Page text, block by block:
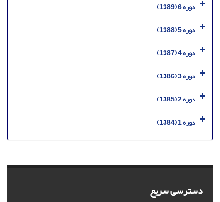
دوره 6 (1389)
دوره 5 (1388)
دوره 4 (1387)
دوره 3 (1386)
دوره 2 (1385)
دوره 1 (1384)
دسترسی سریع